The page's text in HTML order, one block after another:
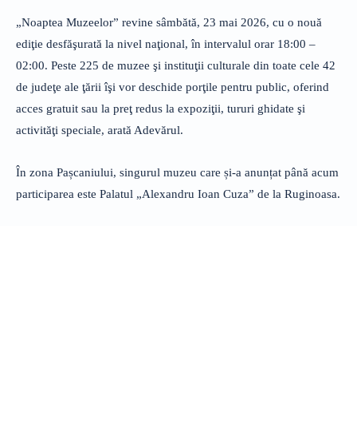
„Noaptea Muzeelor” revine sâmbătă, 23 mai 2026, cu o nouă
ediţie desfăşurată la nivel naţional, în intervalul orar 18:00 –
02:00. Peste 225 de muzee şi instituţii culturale din toate cele 42
de judeţe ale ţării îşi vor deschide porţile pentru public, oferind
acces gratuit sau la preţ redus la expoziţii, tururi ghidate şi
activităţi speciale, arată Adevărul.
În zona Pașcaniului, singurul muzeu care și-a anunțat până acum
participarea este Palatul „Alexandru Ioan Cuza” de la Ruginoasa.